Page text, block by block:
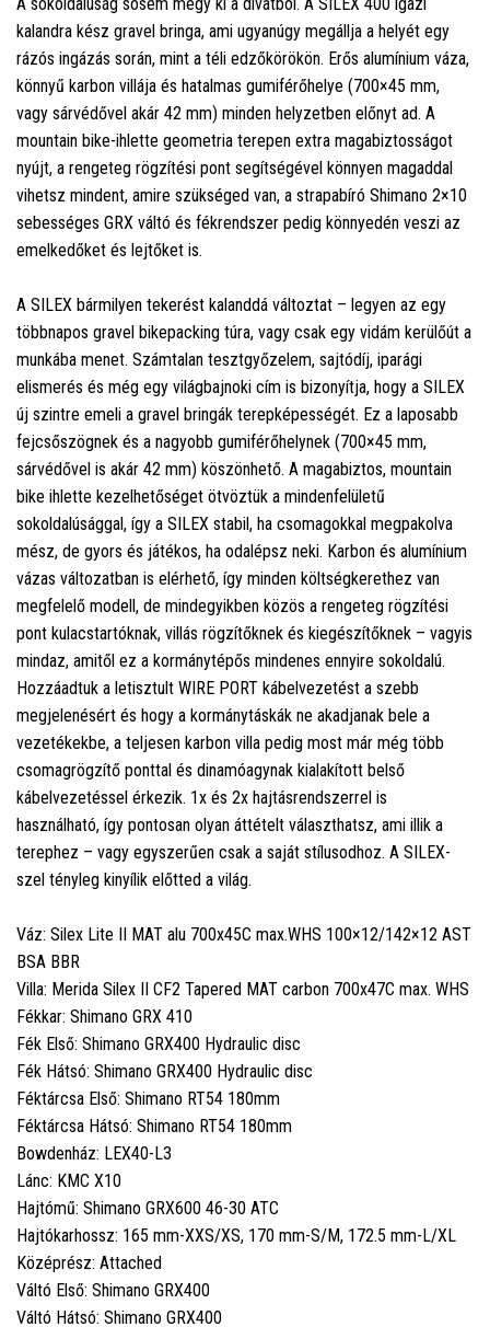
kalandra kész gravel bringa, ami ugyanúgy megállja a helyét egy
rázós ingázás során, mint a téli edzőkörökön. Erős alumínium váza,
könnyű karbon villája és hatalmas gumiférőhelye (700×45 mm,
vagy sárvédővel akár 42 mm) minden helyzetben előnyt ad. A
mountain bike-ihlette geometria terepen extra magabiztosságot
nyújt, a rengeteg rögzítési pont segítségével könnyen magaddal
vihetsz mindent, amire szükséged van, a strapabíró Shimano 2×10
sebességes GRX váltó és fékrendszer pedig könnyedén veszi az
emelkedőket és lejtőket is.
A SILEX bármilyen tekerést kalanddá változtat – legyen az egy
többnapos gravel bikepacking túra, vagy csak egy vidám kerülőút a
munkába menet. Számtalan tesztgyőzelem, sajtódíj, iparági
elismerés és még egy világbajnoki cím is bizonyítja, hogy a SILEX
új szintre emeli a gravel bringák terepképességét. Ez a laposabb
fejcsőszögnek és a nagyobb gumiférőhelynek (700×45 mm,
sárvédővel is akár 42 mm) köszönhető. A magabiztos, mountain
bike ihlette kezelhetőséget ötvöztük a mindenfelületű
sokoldalúsággal, így a SILEX stabil, ha csomagokkal megpakolva
mész, de gyors és játékos, ha odalépsz neki. Karbon és alumínium
vázas változatban is elérhető, így minden költségkerethez van
megfelelő modell, de mindegyikben közös a rengeteg rögzítési
pont kulacstartóknak, villás rögzítőknek és kiegészítőknek – vagyis
mindaz, amitől ez a kormánytépős mindenes ennyire sokoldalú.
Hozzáadtuk a letisztult WIRE PORT kábelvezetést a szebb
megjelenésért és hogy a kormánytáskák ne akadjanak bele a
vezetékekbe, a teljesen karbon villa pedig most már még több
csomagrögzítő ponttal és dinamóagynak kialakított belső
kábelvezetéssel érkezik. 1x és 2x hajtásrendszerrel is
használható, így pontosan olyan áttételt választhatsz, ami illik a
terephez – vagy egyszerűen csak a saját stílusodhoz. A SILEX-
szel tényleg kinyílik előtted a világ.
Váz: Silex Lite II MAT alu 700x45C max.WHS 100×12/142×12 AST
BSA BBR
Villa: Merida Silex II CF2 Tapered MAT carbon 700x47C max. WHS
Fékkar: Shimano GRX 410
Fék Első: Shimano GRX400 Hydraulic disc
Fék Hátsó: Shimano GRX400 Hydraulic disc
Féktárcsa Első: Shimano RT54 180mm
Féktárcsa Hátsó: Shimano RT54 180mm
Bowdenház: LEX40-L3
Lánc: KMC X10
Hajtómű: Shimano GRX600 46-30 ATC
Hajtókarhossz: 165 mm-XXS/XS, 170 mm-S/M, 172.5 mm-L/XL
Középrész: Attached
Váltó Első: Shimano GRX400
Váltó Hátsó: Shimano GRX400